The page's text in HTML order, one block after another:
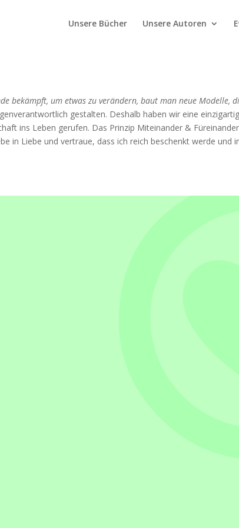
Unsere Bücher Unsere Autoren
bekämpft, um etwas zu verändern, baut man neue Modelle,
gestalten. Deshalb haben wir eine
ins Leben gerufen. Das Prinzip Miteinander &
in Liebe und vertraue, dass ich reich beschenkt werde und